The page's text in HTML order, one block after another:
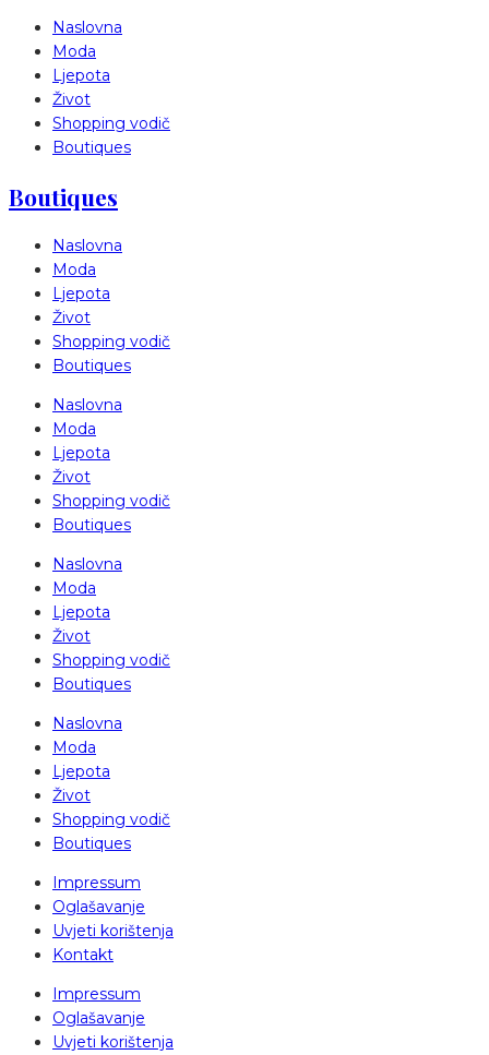
Naslovna
Moda
Ljepota
Život
Shopping vodič
Boutiques
Boutiques
Naslovna
Moda
Ljepota
Život
Shopping vodič
Boutiques
Naslovna
Moda
Ljepota
Život
Shopping vodič
Boutiques
Naslovna
Moda
Ljepota
Život
Shopping vodič
Boutiques
Naslovna
Moda
Ljepota
Život
Shopping vodič
Boutiques
Impressum
Oglašavanje
Uvjeti korištenja
Kontakt
Impressum
Oglašavanje
Uvjeti korištenja